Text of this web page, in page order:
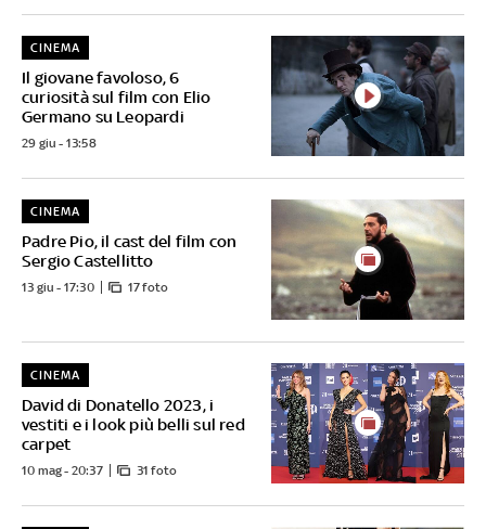
Il giovane favoloso, 6
curiosità sul film con Elio
Germano su Leopardi
CINEMA
29 giu - 13:58
Padre Pio, il cast del film con
Sergio Castellitto
CINEMA
13 giu - 17:30 17 foto
David di Donatello 2023, i
vestiti e i look più belli sul red
carpet
CINEMA
10 mag - 20:37 31 foto